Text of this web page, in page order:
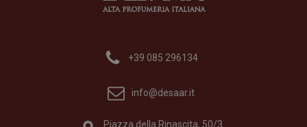
+39 085 296134
info@desaar.it
Piazza della Rinascita, 50/3